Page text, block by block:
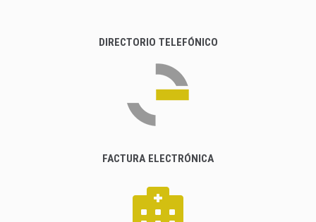
DIRECTORIO TELEFÓNICO
FACTURA ELECTRÓNICA